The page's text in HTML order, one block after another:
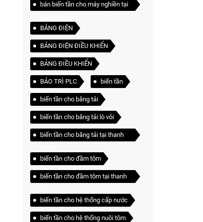
bán biến tần cho máy nghiền tại
BẢNG ĐIỆN
BẢNG ĐIỆN ĐIỀU KHIỂN
BẢNG ĐIỀU KHIỂN
BẢO TRÌ PLC biến tần
biến tần cho băng tải
biến tần cho băng tải lò vôi
biến tần cho băng tải tại thanh
biến tần cho đầm tôm
biến tần cho đầm tôm tại thanh
biến tần cho hệ thống cấp nước
biến tần cho hệ thống nuôi tôm